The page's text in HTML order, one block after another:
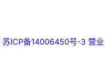
苏ICP备14006450号-3 营业